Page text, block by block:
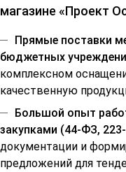
магазине «Проект
Прямые поставки
бюджетных
комплексном
качественную
Большой опыт
закупками (44-ФЗ,
документации и
предложений для